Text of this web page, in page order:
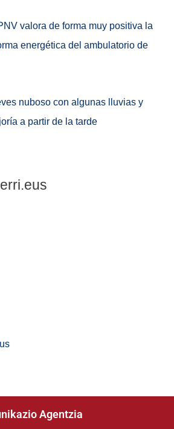
valora de forma muy positiva la
energética del ambulatorio de
nuboso con algunas lluvias y
a partir de la tarde
Agentzia